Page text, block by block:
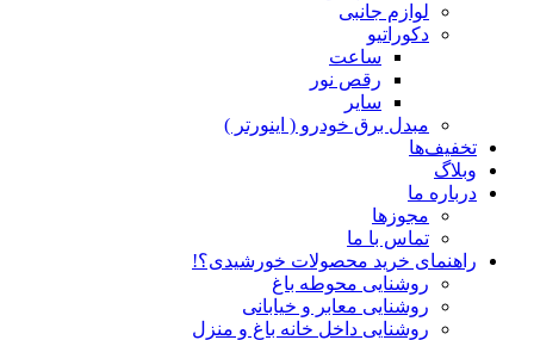
لوازم جانبی
دکوراتیو
ساعت
رقص نور
سایر
مبدل برق خودرو ( اینورتر )
تخفیف‌ها
وبلاگ
درباره ما
مجوزها
تماس با ما
راهنمای خرید محصولات خورشیدی؟!
روشنایی محوطه باغ
روشنایی معابر و خیابانی
روشنایی داخل خانه باغ و منزل